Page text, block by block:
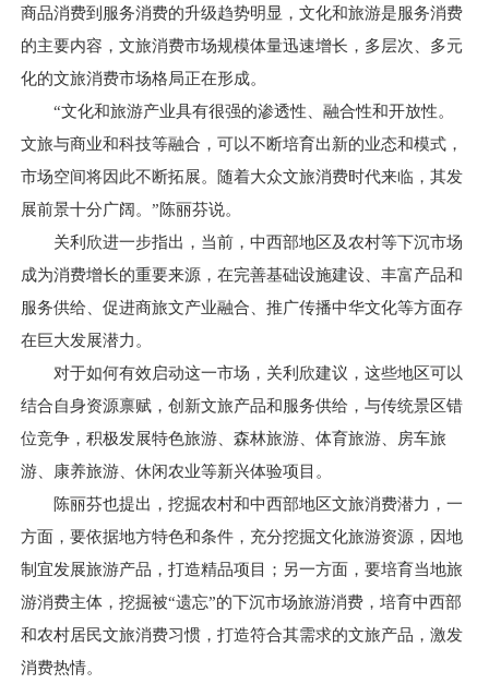
商品消费到服务消费的升级趋势明显，文化和旅游是服务消费
的主要内容，文旅消费市场规模体量迅速增长，多层次、多元
化的文旅消费市场格局正在形成。
“文化和旅游产业具有很强的渗透性、融合性和开放性。
文旅与商业和科技等融合，可以不断培育出新的业态和模式，
市场空间将因此不断拓展。随着大众文旅消费时代来临，其发
展前景十分广阔。”陈丽芬说。
关利欣进一步指出，当前，中西部地区及农村等下沉市场
成为消费增长的重要来源，在完善基础设施建设、丰富产品和
服务供给、促进商旅文产业融合、推广传播中华文化等方面存
在巨大发展潜力。
对于如何有效启动这一市场，关利欣建议，这些地区可以
结合自身资源禀赋，创新文旅产品和服务供给，与传统景区错
位竞争，积极发展特色旅游、森林旅游、体育旅游、房车旅
游、康养旅游、休闲农业等新兴体验项目。
陈丽芬也提出，挖掘农村和中西部地区文旅消费潜力，一
方面，要依据地方特色和条件，充分挖掘文化旅游资源，因地
制宜发展旅游产品，打造精品项目；另一方面，要培育当地旅
游消费主体，挖掘被“遗忘”的下沉市场旅游消费，培育中西部
和农村居民文旅消费习惯，打造符合其需求的文旅产品，激发
消费热情。